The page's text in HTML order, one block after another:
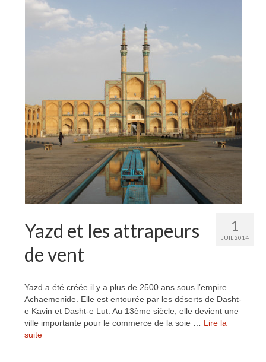
Cambodge
Cap-vert
Guatemala
Inde
Nicaragua
Vietnam
Les coulisses
The Tour du monde
The Team
Contact
1
JUIL 2014
Yazd et les attrapeurs
de vent
Yazd a été créée il y a plus de 2500 ans sous l’empire
Achaemenide. Elle est entourée par les déserts de Dasht-
e Kavin et Dasht-e Lut. Au 13ème siècle, elle devient une
ville importante pour le commerce de la soie … Lire la
suite­­